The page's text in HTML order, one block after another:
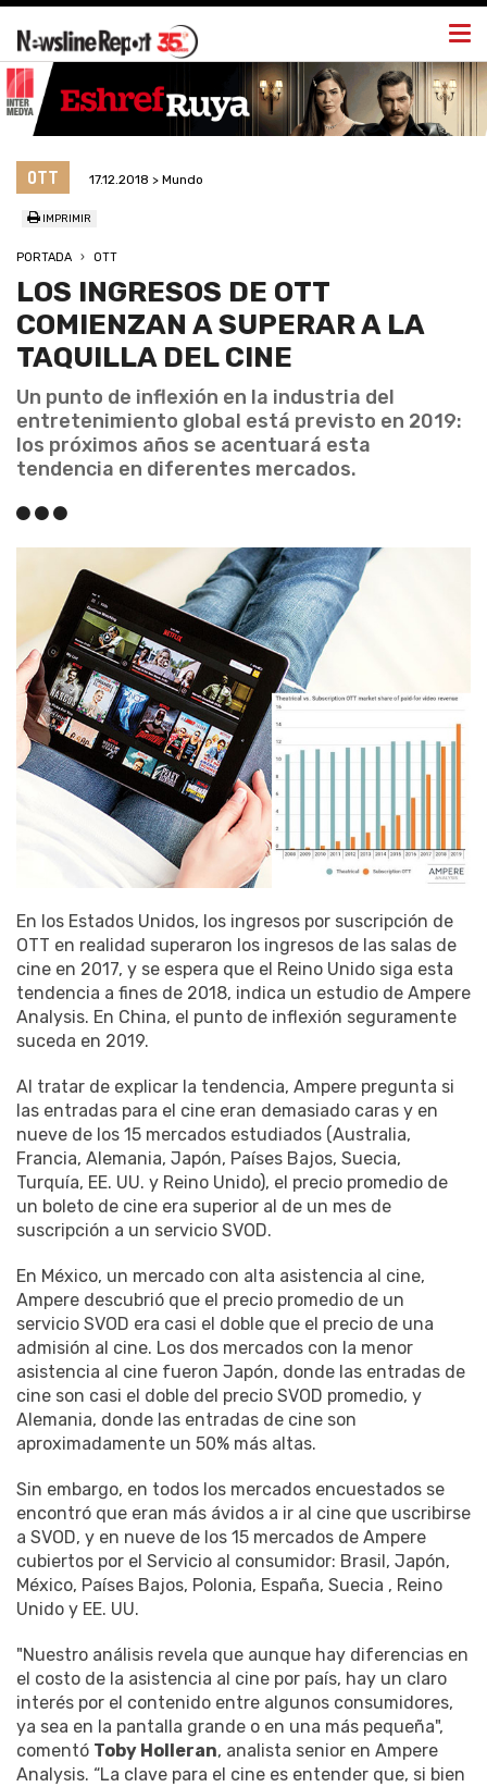
OTT 17.12.2018 > Mundo
IMPRIMIR
PORTADA OTT
LOS INGRESOS DE OTT
COMIENZAN A SUPERAR A LA
TAQUILLA DEL CINE
Un punto de inflexión en la industria del
entretenimiento global está previsto en 2019:
los próximos años se acentuará esta
tendencia en diferentes mercados.
En los Estados Unidos, los ingresos por suscripción de
OTT en realidad superaron los ingresos de las salas de
cine en 2017, y se espera que el Reino Unido siga esta
tendencia a fines de 2018, indica un estudio de Ampere
Analysis. En China, el punto de inflexión seguramente
suceda en 2019.
Al tratar de explicar la tendencia, Ampere pregunta si
las entradas para el cine eran demasiado caras y en
nueve de los 15 mercados estudiados (Australia,
Francia, Alemania, Japón, Países Bajos, Suecia,
Turquía, EE. UU. y Reino Unido), el precio promedio de
un boleto de cine era superior al de un mes de
suscripción a un servicio SVOD.
En México, un mercado con alta asistencia al cine,
Ampere descubrió que el precio promedio de un
servicio SVOD era casi el doble que el precio de una
admisión al cine. Los dos mercados con la menor
asistencia al cine fueron Japón, donde las entradas de
cine son casi el doble del precio SVOD promedio, y
Alemania, donde las entradas de cine son
aproximadamente un 50% más altas.
Sin embargo, en todos los mercados encuestados se
encontró que eran más ávidos a ir al cine que uscribirse
a SVOD, y en nueve de los 15 mercados de Ampere
cubiertos por el Servicio al consumidor: Brasil, Japón,
México, Países Bajos, Polonia, España, Suecia , Reino
Unido y EE. UU.
"Nuestro análisis revela que aunque hay diferencias en
el costo de la asistencia al cine por país, hay un claro
interés por el contenido entre algunos consumidores,
ya sea en la pantalla grande o en una más pequeña",
comentó Toby Holleran, analista senior en Ampere
Analysis. “La clave para el cine es entender que, si bien